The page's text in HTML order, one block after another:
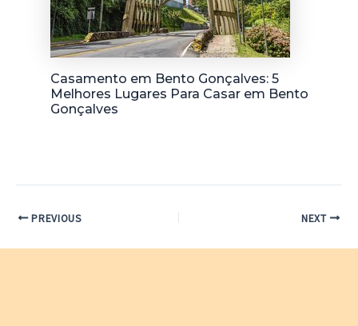
Casamento em Bento Gonçalves: 5
Melhores Lugares Para Casar em Bento
Gonçalves
PREVIOUS NEXT